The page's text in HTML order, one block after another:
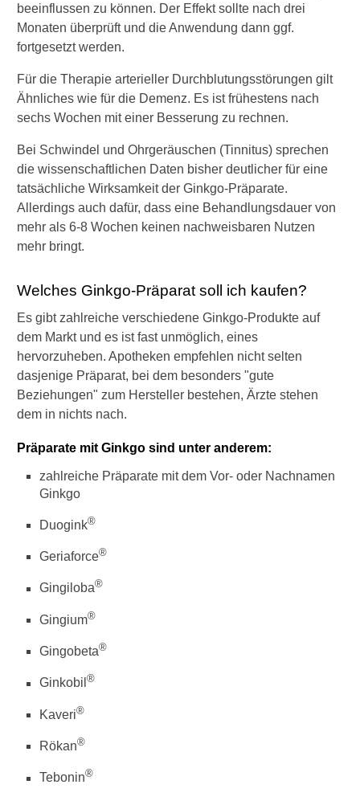
beeinflussen zu können. Der Effekt sollte nach drei
Monaten überprüft und die Anwendung dann ggf.
fortgesetzt werden.
Für die Therapie arterieller Durchblutungsstörungen gilt
Ähnliches wie für die Demenz. Es ist frühestens nach
sechs Wochen mit einer Besserung zu rechnen.
Bei Schwindel und Ohrgeräuschen (Tinnitus) sprechen
die wissenschaftlichen Daten bisher deutlicher für eine
tatsächliche Wirksamkeit der Ginkgo-Präparate.
Allerdings auch dafür, dass eine Behandlungsdauer von
mehr als 6-8 Wochen keinen nachweisbaren Nutzen
mehr bringt.
Welches Ginkgo-Präparat soll ich kaufen?
Es gibt zahlreiche verschiedene Ginkgo-Produkte auf
dem Markt und es ist fast unmöglich, eines
hervorzuheben. Apotheken empfehlen nicht selten
dasjenige Präparat, bei dem besonders "gute
Beziehungen" zum Hersteller bestehen, Ärzte stehen
dem in nichts nach.
Präparate mit Ginkgo sind unter anderem:
zahlreiche Präparate mit dem Vor- oder Nachnamen
Ginkgo
Duogink®
Geriaforce®
Gingiloba®
Gingium®
Gingobeta®
Ginkobil ®
Kaveri®
Rökan®
Tebonin®